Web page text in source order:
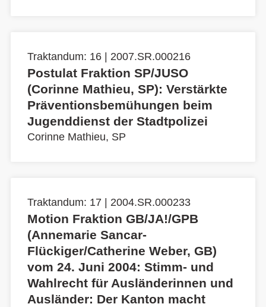
Traktandum: 16 | 2007.SR.000216
Postulat Fraktion SP/JUSO
(Corinne Mathieu, SP): Verstärkte
Präventionsbemühungen beim
Jugenddienst der Stadtpolizei
Corinne Mathieu, SP
Traktandum: 17 | 2004.SR.000233
Motion Fraktion GB/JA!/GPB
(Annemarie Sancar-
Flückiger/Catherine Weber, GB)
vom 24. Juni 2004: Stimm- und
Wahlrecht für Ausländerinnen und
Ausländer: Der Kanton macht